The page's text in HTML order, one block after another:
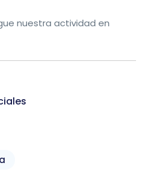
nuestra actividad en